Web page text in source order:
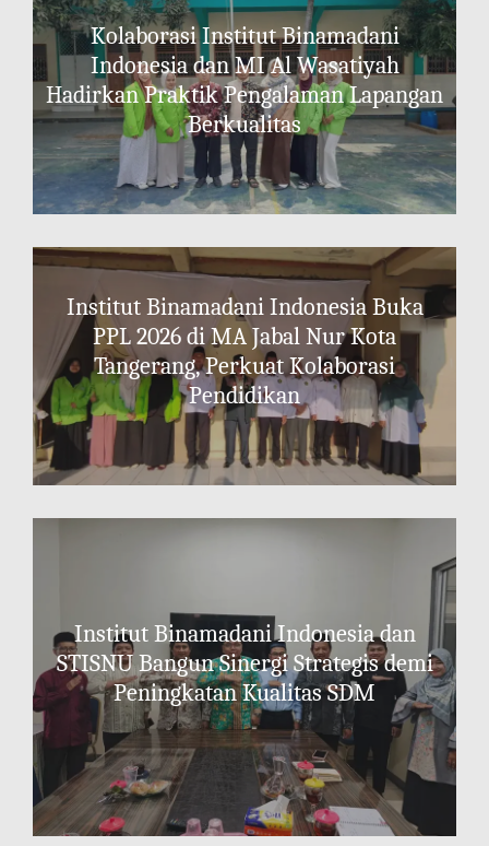
Kolaborasi Institut Binamadani
Indonesia dan MI Al Wasatiyah
Hadirkan Praktik Pengalaman Lapangan
Berkualitas
Institut Binamadani Indonesia Buka
PPL 2026 di MA Jabal Nur Kota
Tangerang, Perkuat Kolaborasi
Pendidikan
Institut Binamadani Indonesia dan
STISNU Bangun Sinergi Strategis demi
Peningkatan Kualitas SDM